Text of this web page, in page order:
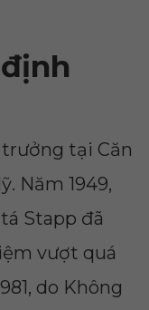
tại Căn
Năm 1949,
Stapp đã
vượt quá
do Không